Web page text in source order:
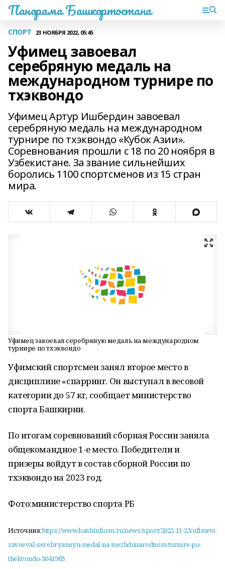
Панорама Башкортостана
СПОРТ 23 НОЯБРЯ 2022, 05:45
Уфимец завоевал
серебряную медаль на
международном турнире по
тхэквондо
Уфимец Артур Ишбердин завоевал
серебряную медаль на международном
турнире по тхэквондо «Кубок Азии».
Соревнования прошли с 18 по 20 ноября в
Узбекистане. За звание сильнейших
боролись 1100 спортсменов из 15 стран
мира.
Уфимец завоевал серебряную медаль на международном
турнире по тхэквондо
Уфимский спортсмен занял второе место в
дисциплине «спарринг. Он выступал в весовой
категории до 57 кг, сообщает министерство
спорта Башкирии.
По итогам соревнований сборная России заняла
общекомандное 1-е место. Победители и
призеры войдут в состав сборной России по
тхэквондо на 2023 год.
Фото:министерство спорта РБ
Источникhttps://www.bashinform.ru/news/sport/2022-11-23/ufimets-
zavoeval-serebryanuyu-medal-na-mezhdunarodnom-turnire-po-
thekvondo-3041983